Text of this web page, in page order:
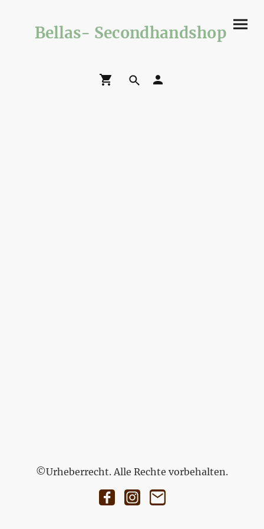
Bellas- Secondhandshop
©Urheberrecht. Alle Rechte vorbehalten.